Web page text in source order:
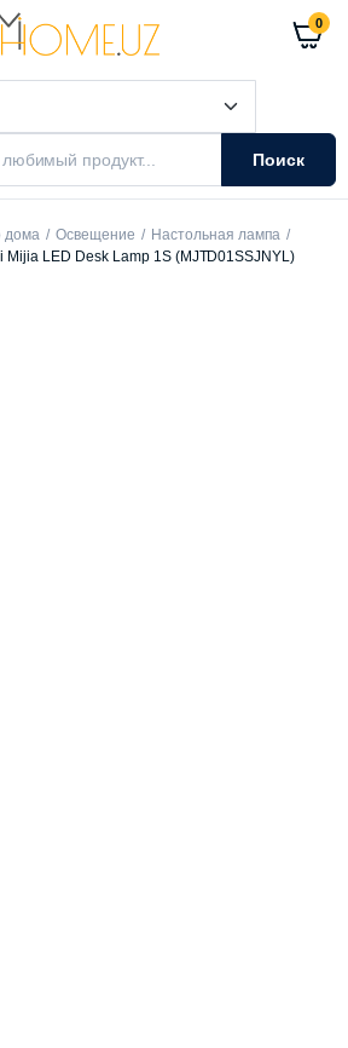
0
Поиск
дома Освещение
Настольная лампа
Mijia LED Desk Lamp 1S (MJTD01SSJNYL)